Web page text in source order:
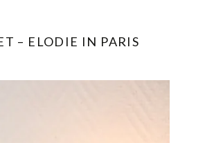
– ELODIE IN PARIS